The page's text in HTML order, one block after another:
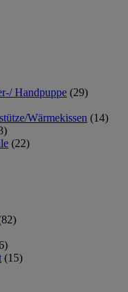
Handpuppe (29)
Wärmekissen (14)
(22)
(15)